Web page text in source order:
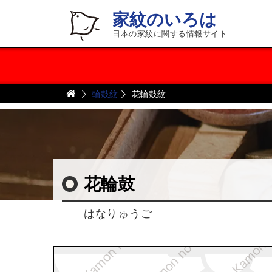
家紋のいろは
日本の家紋に関する情報サイト
輪鼓紋 花輪鼓紋
花輪鼓
はなりゅうご